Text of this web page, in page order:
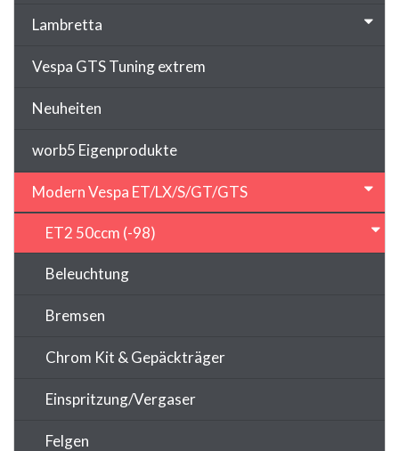
Lambretta
Vespa GTS Tuning extrem
Neuheiten
worb5 Eigenprodukte
Modern Vespa ET/LX/S/GT/GTS
ET2 50ccm (-98)
Beleuchtung
Bremsen
Chrom Kit & Gepäckträger
Einspritzung/Vergaser
Felgen